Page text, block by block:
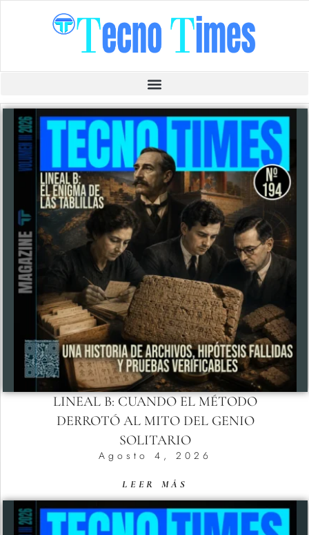
LINEAL B: CUANDO EL MÉTODO
DERROTÓ AL MITO DEL GENIO
SOLITARIO
Agosto 4, 2026
LEER MÁS